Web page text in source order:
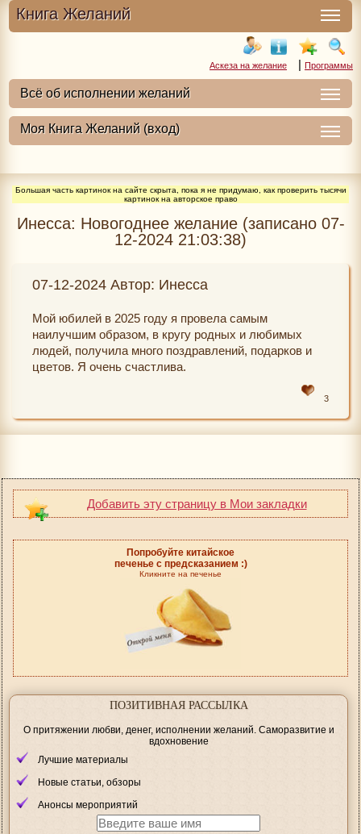
Книга Желаний
Аскеза на желание | Программы
Большая часть картинок на сайте скрыта, пока я не придумаю, как проверить тысячи
картинок на авторское право
Инесса: Новогоднее желание (записано 07-
12-2024 21:03:38)
07-12-2024 Автор: Инесса
Мой юбилей в 2025 году я провела самым
наилучшим образом, в кругу родных и любимых
людей, получила много поздравлений, подарков и
цветов. Я очень счастлива.
3
Добавить эту страницу в Мои закладки
Попробуйте китайское
печенье с предсказанием :)
Кликните на печенье
ПОЗИТИВНАЯ РАССЫЛКА
О притяжении любви, денег, исполнении желаний. Саморазвитие и
вдохновение
Лучшие материалы
Новые статьи, обзоры
Анонсы мероприятий